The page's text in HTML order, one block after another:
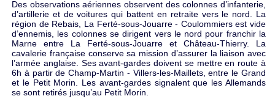
Des observations aériennes observent des colonnes d’infanterie,
d’artillerie et de voitures qui battent en retraite vers le nord. La
région de Rebais, La Ferté-sous-Jouarre - Coulommiers est vide
d’ennemis, les colonnes se dirigent vers le nord pour franchir la
Marne entre La Ferté-sous-Jouarre et Château-Thierry. La
cavalerie française conserve sa mission d’assurer la liaison avec
l’armée anglaise. Ses avant-gardes doivent se mettre en route à
6h à partir de Champ-Martin - Villers-les-Maillets, entre le Grand
et le Petit Morin. Les avant-gardes signalent que les Allemands
se sont retirés jusqu’au Petit Morin.